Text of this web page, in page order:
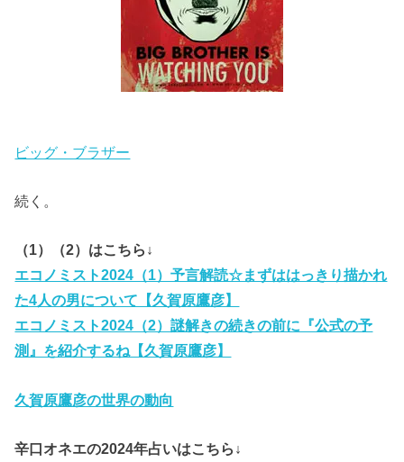
ビッグ・ブラザー
続く。
（1）（2）はこちら↓
エコノミスト2024（1）予言解読☆まずははっきり描かれ
た4人の男について【久賀原鷹彦】
エコノミスト2024（2）謎解きの続きの前に『公式の予
測』を紹介するね【久賀原鷹彦】
久賀原鷹彦の世界の動向
辛口オネエの2024年占いはこちら↓